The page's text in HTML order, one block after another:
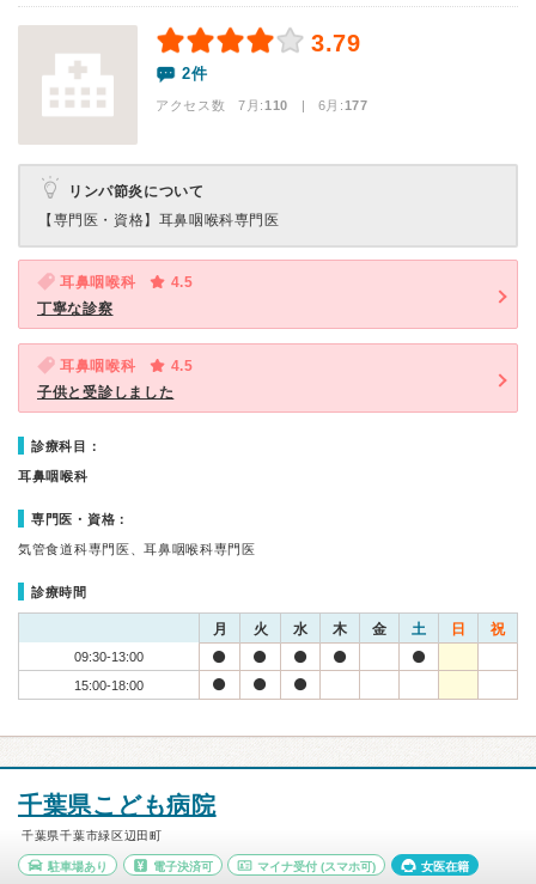
3.79
2件
アクセス数 7月:110 | 6月:177
リンパ節炎について
【専門医・資格】 耳鼻咽喉科専門医
耳鼻咽喉科
4.5
丁寧な診察
耳鼻咽喉科
4.5
子供と受診しました
診療科目：
耳鼻咽喉科
専門医・資格：
気管食道科専門医、耳鼻咽喉科専門医
診療時間
月 火 水 木 金 土 日 祝
09:30-13:00
15:00-18:00
千葉県こども病院
千葉県千葉市緑区辺田町
駐車場あり 電子決済可 マイナ受付 (スマホ可) 女医在籍